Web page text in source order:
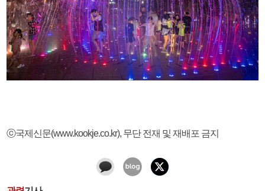
ⓒ국제신문(www.kookje.co.kr), 무단 전재 및 재배포 금지